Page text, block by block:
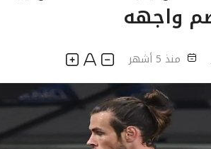
واجهه
منذ 5 أشهر